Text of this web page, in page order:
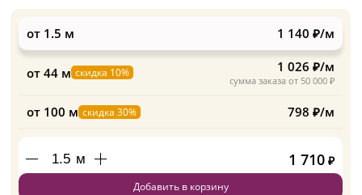
от 1.5 м 1 140 ₽/м
от 44 м скидка 10%
сумма заказа от 50 000 ₽
1 026 ₽/м
от 100 м скидка 30% 798 ₽/м
м 1 710 ₽
Добавить в корзину